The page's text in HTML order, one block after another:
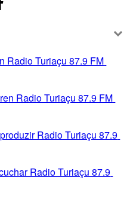
Radio Turiaçu 87.9 FM
Radio Turiaçu 87.9 FM
Radio Turiaçu 87.9
Radio Turiaçu 87.9